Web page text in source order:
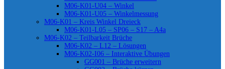
M06-K01-U04 – Winkel
M06-K01-U05 – Winkelmessung
M06-K01 – Kreis Winkel Dreieck
M06-K01-L05 – SP06 – S17 – A4a
M06-K02 – Teilbarkeit Brüche
M06-K02 – L12 – Lösungen
M06-K02-I06 – Interaktive Übungen
GG001 – Brüche erweitern